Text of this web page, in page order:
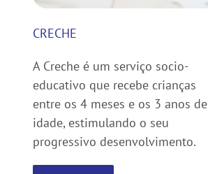
CRECHE
A Creche é um serviço socio-
educativo que recebe crianças
entre os 4 meses e os 3 anos de
idade, estimulando o seu
progressivo desenvolvimento.